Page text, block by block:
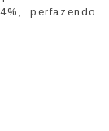
perfazendo